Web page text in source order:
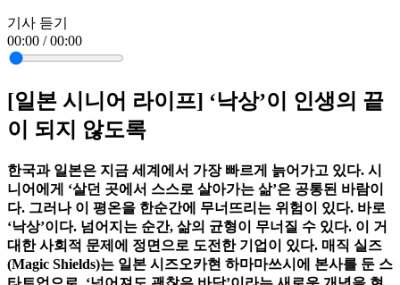
기사 듣기
00:00 / 00:00
[일본 시니어 라이프] ‘낙상’이 인생의 끝
이 되지 않도록
한국과 일본은 지금 세계에서 가장 빠르게 늙어가고 있다. 시
니어에게 ‘살던 곳에서 스스로 살아가는 삶’은 공통된 바람이
다. 그러나 이 평온을 한순간에 무너뜨리는 위험이 있다. 바로
‘낙상’이다. 넘어지는 순간, 삶의 균형이 무너질 수 있다. 이 거
대한 사회적 문제에 정면으로 도전한 기업이 있다. 매직 실즈
(Magic Shields)는 일본 시즈오카현 하마마쓰시에 본사를 둔 스